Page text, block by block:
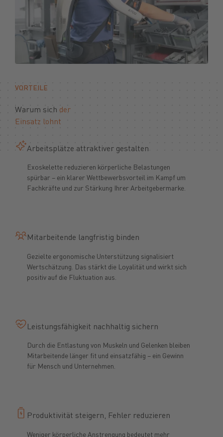
VORTEILE
Warum sich der
Einsatz lohnt
Arbeitsplätze attraktiver gestalten
Exoskelette reduzieren körperliche Belastungen
spürbar – ein klarer Wettbewerbsvorteil im Kampf um
Fachkräfte und zur Stärkung Ihrer Arbeitgebermarke.
Mitarbeitende langfristig binden
Gezielte ergonomische Unterstützung signalisiert
Wertschätzung. Das stärkt die Loyalität und wirkt sich
positiv auf die Fluktuation aus.
Leistungsfähigkeit nachhaltig sichern
Durch die Entlastung von Muskeln und Gelenken bleiben
Mitarbeitende länger fit und einsatzfähig – ein Gewinn
für Mensch und Unternehmen.
Produktivität steigern, Fehler reduzieren
Weniger körperliche Anstrengung bedeutet mehr